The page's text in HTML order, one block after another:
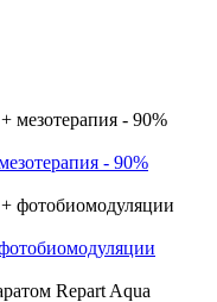
- 90%